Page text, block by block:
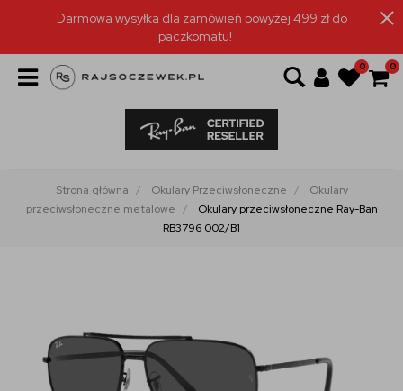
Darmowa wysyłka dla zamówień powyżej 499 zł do
paczkomatu!
0 0
Strona główna Okulary Przeciwsłoneczne
Okulary
przeciwsłoneczne metalowe
Okulary przeciwsłoneczne Ray-Ban
RB3796 002/B1